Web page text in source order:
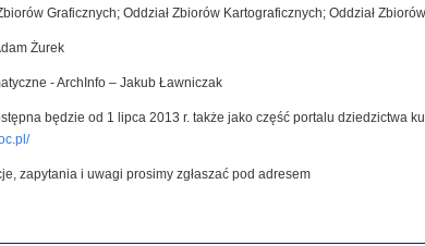
Graficznych; Oddział Zbiorów Kartograficznych; Oddział
Żurek
- ArchInfo – Jakub Ławniczak
będzie od 1 lipca 2013 r. także jako część portalu dziedzictwa
zapytania i uwagi prosimy zgłaszać pod adresem